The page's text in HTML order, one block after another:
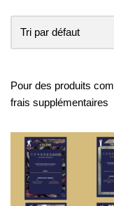
Pour des produits
frais supplémentaires